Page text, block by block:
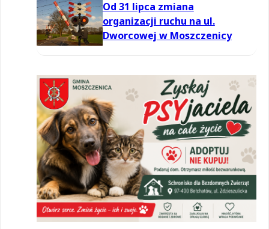
Od 31 lipca zmiana
organizacji ruchu na ul.
Dworcowej w Moszczenicy